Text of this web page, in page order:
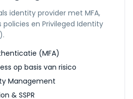
identity provider met MFA,
en Privileged Identity
(MFA)
op basis van risico
Management
& SSPR